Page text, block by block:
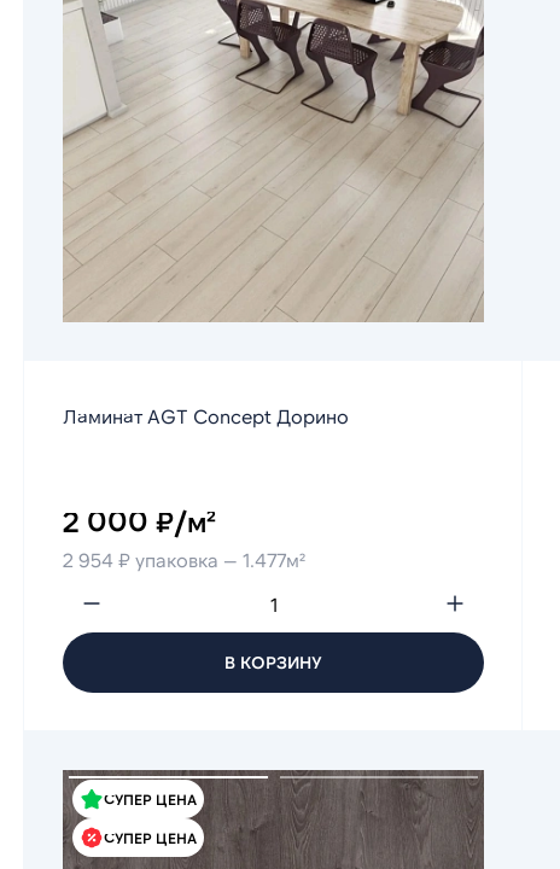
Ламинат AGT Concept Дорино
2 000 ₽/м²
2 954 ₽ упаковка — 1.477м²
В КОРЗИНУ
СУПЕР ЦЕНА
СУПЕР ЦЕНА